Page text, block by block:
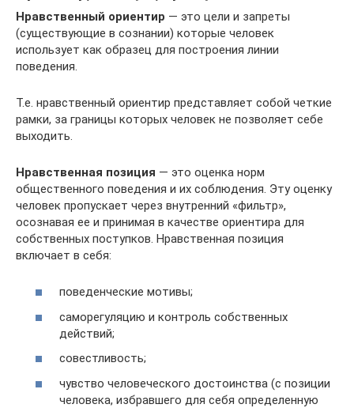
Нравственный ориентир — это цели и запреты
(существующие в сознании) которые человек
использует как образец для построения линии
поведения.
Т.е. нравственный ориентир представляет собой четкие
рамки, за границы которых человек не позволяет себе
выходить.
Нравственная позиция — это оценка норм
общественного поведения и их соблюдения. Эту оценку
человек пропускает через внутренний «фильтр»,
осознавая ее и принимая в качестве ориентира для
собственных поступков. Нравственная позиция
включает в себя:
поведенческие мотивы;
саморегуляцию и контроль собственных
действий;
совестливость;
чувство человеческого достоинства (с позиции
человека, избравшего для себя определенную